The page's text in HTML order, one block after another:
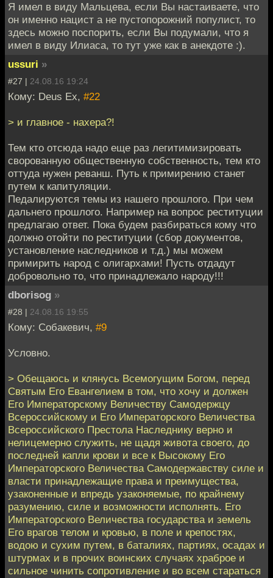
Я имел в виду Мальцева, если Вы настаиваете, что
он именно нацист а не пустопорожний популист, то
здесь можно поспорить, если Вы подумали, что я
имел в виду Илиаса, то тут уже как в анекдоте :).
ussuri »
#27 | 24.08.16 19:24
Кому: Deus Ex, #22
> и главное - нахера?!
Тем кто отсюда надо еще раз легитимизировать
сворованную общественную собственность, тем кто
оттуда нужен реванш. Путь к примирению станет
путем к капитуляции.
Педалируются темы из нашего прошлого. При чем
дальнего прошлого. Например на вопрос реституции
предлагаю ответ. Пока будем разбираться кому что
должно отойти по реституции (сбор документов,
установление наследников и т.д.) мы можем
примирить народ с олигархами! Пусть отдадут
добровольно то, что принадлежало народу!!!
dborisog »
#28 | 24.08.16 19:55
Кому: Собакевич, #9
Условно.
> Обещаюсь и клянусь Всемогущим Богом, перед
Святым Его Евангелием в том, что хочу и должен
Его Императорскому Величеству Самодержцу
Всероссийскому и Его Императорского Величества
Всероссийского Престола Наследнику верно и
нелицемерно служить, не щадя живота своего, до
последней капли крови и все к Высокому Его
Императорского Величества Самодержавству силе и
власти принадлежащие права и преимущества,
узаконенные и впредь узаконяемые, по крайнему
разумению, силе и возможности исполнять. Его
Императорского Величества государства и земель
Его врагов телом и кровью, в поле и крепостях,
водою и сухим путем, в баталиях, партиях, осадах и
штурмах и в прочих воинских случаях храброе и
сильное чинить сопротивление и во всем стараться